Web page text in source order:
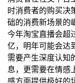
时消费者的购买决
础的消费新场景的
今年淘宝直播会超
亿，明年可能会达
需要产生深度认知
息，更需要在情感
感方面提供极好的